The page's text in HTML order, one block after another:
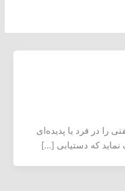
را در فرد یا پدیده‌ای
نماید که دستیابی […]